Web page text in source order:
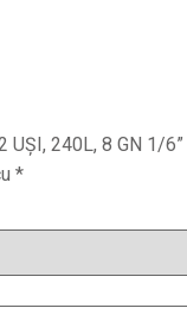
UȘI, 240L, 8 GN 1/6”
*